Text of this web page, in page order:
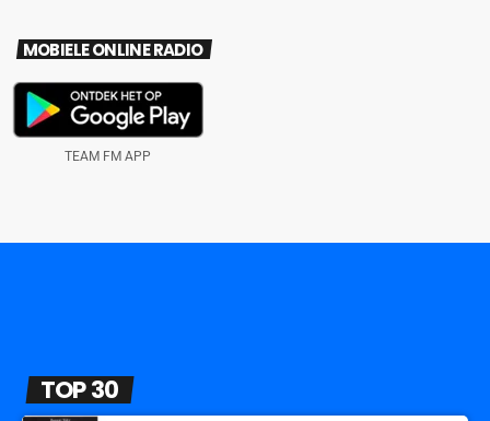
MOBIELE ONLINE RADIO
TEAM FM APP
TOP 30